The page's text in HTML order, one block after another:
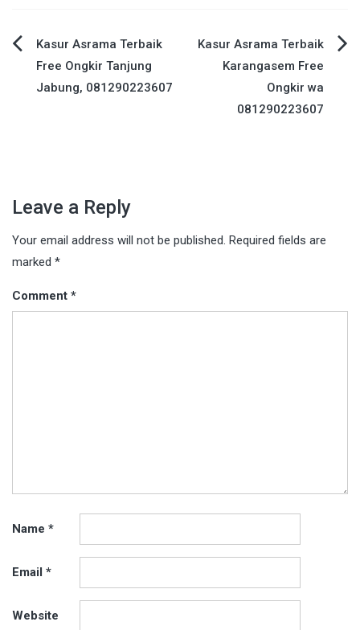
Post
navigation
Kasur Asrama Terbaik
Free Ongkir Tanjung
Jabung, 081290223607
Kasur Asrama Terbaik
Karangasem Free
Ongkir wa
081290223607
Leave a Reply
Your email address will not be published. Required fields are
marked *
Comment *
Name *
Email *
Website